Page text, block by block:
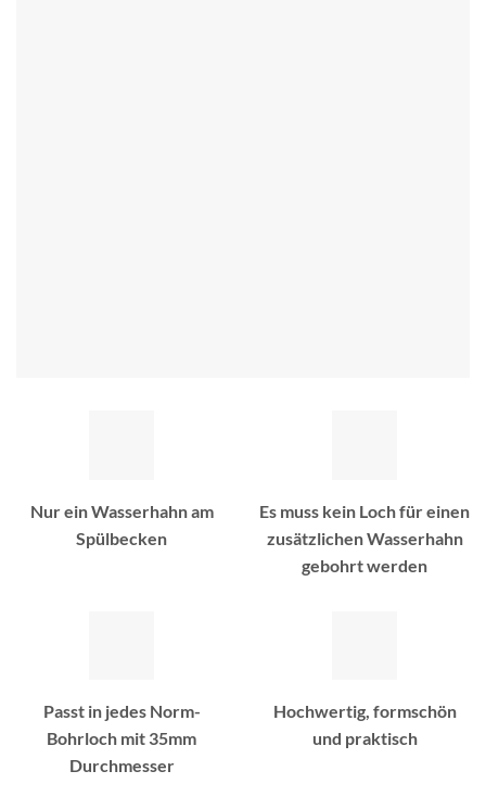
Nur ein Wasserhahn am
Spülbecken
Es muss kein Loch für einen
zusätzlichen Wasserhahn
gebohrt werden
Passt in jedes Norm-
Bohrloch mit 35mm
Durchmesser
Hochwertig, formschön
und praktisch